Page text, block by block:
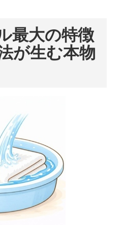
最大の特徴
が生む本物